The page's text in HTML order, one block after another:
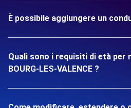
È possibile aggiungere un
Quali sono i requisiti di età per
BOURG-LES-VALENCE ?